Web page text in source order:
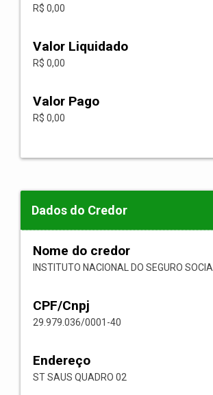
R$ 0,00
Valor Liquidado
R$ 0,00
Valor Pago
R$ 0,00
Dados do Credor
Nome do credor
INSTITUTO NACIONAL DO SEGURO SOCIAL
CPF/Cnpj
29.979.036/0001-40
Endereço
ST SAUS QUADRO 02